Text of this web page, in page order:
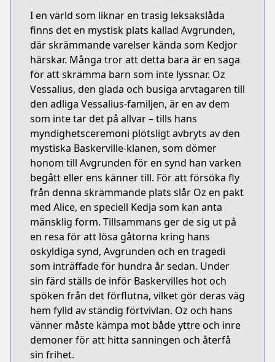
I en värld som liknar en trasig leksakslåda
finns det en mystisk plats kallad Avgrunden,
där skrämmande varelser kända som Kedjor
härskar. Många tror att detta bara är en saga
för att skrämma barn som inte lyssnar. Oz
Vessalius, den glada och busiga arvtagaren till
den adliga Vessalius-familjen, är en av dem
som inte tar det på allvar – tills hans
myndighetsceremoni plötsligt avbryts av den
mystiska Baskerville-klanen, som dömer
honom till Avgrunden för en synd han varken
begått eller ens känner till. För att försöka fly
från denna skrämmande plats slår Oz en pakt
med Alice, en speciell Kedja som kan anta
mänsklig form. Tillsammans ger de sig ut på
en resa för att lösa gåtorna kring hans
oskyldiga synd, Avgrunden och en tragedi
som inträffade för hundra år sedan. Under
sin färd ställs de inför Baskervilles hot och
spöken från det förflutna, vilket gör deras väg
hem fylld av ständig förtvivlan. Oz och hans
vänner måste kämpa mot både yttre och inre
demoner för att hitta sanningen och återfå
sin frihet.